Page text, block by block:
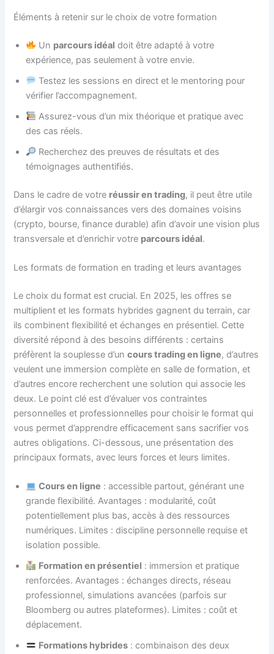
Éléments à retenir sur le choix de votre formation
Un parcours idéal doit être adapté à votre
expérience, pas seulement à votre envie.
Testez les sessions en direct et le mentoring pour
vérifier l’accompagnement.
Assurez-vous d’un mix théorique et pratique avec
des cas réels.
Recherchez des preuves de résultats et des
témoignages authentifiés.
Dans le cadre de votre réussir en trading, il peut être utile
d’élargir vos connaissances vers des domaines voisins
(crypto, bourse, finance durable) afin d’avoir une vision plus
transversale et d’enrichir votre parcours idéal.
Les formats de formation en trading et leurs avantages
Le choix du format est crucial. En 2025, les offres se
multiplient et les formats hybrides gagnent du terrain, car
ils combinent flexibilité et échanges en présentiel. Cette
diversité répond à des besoins différents : certains
préfèrent la souplesse d’uncours trading en ligne, d’autres
veulent une immersion complète en salle de formation, et
d’autres encore recherchent une solution qui associe les
deux. Le point clé est d’évaluer vos contraintes
personnelles et professionnelles pour choisir le format qui
vous permet d’apprendre efficacement sans sacrifier vos
autres obligations. Ci-dessous, une présentation des
principaux formats, avec leurs forces et leurs limites.
Cours en ligne : accessible partout, générant une
grande flexibilité. Avantages : modularité, coût
potentiellement plus bas, accès à des ressources
numériques. Limites : discipline personnelle requise et
isolation possible.
Formation en présentiel : immersion et pratique
renforcées. Avantages : échanges directs, réseau
professionnel, simulations avancées (parfois sur
Bloomberg ou autres plateformes). Limites : coût et
déplacement.
Formations hybrides : combinaison des deux